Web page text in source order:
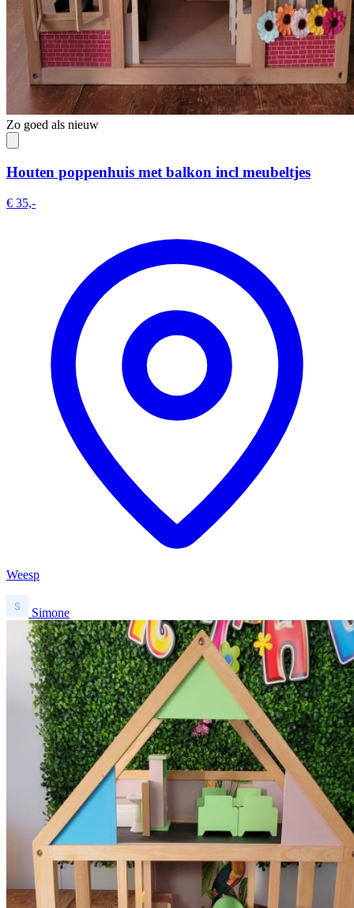
Zo goed als nieuw
Houten poppenhuis met balkon incl meubeltjes
€ 35,-
Weesp
Simone